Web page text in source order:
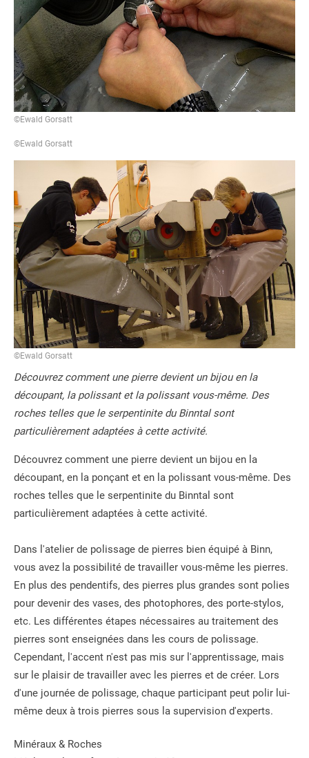
©Ewald Gorsatt
©Ewald Gorsatt
©Ewald Gorsatt
Découvrez comment une pierre devient un bijou en la
découpant, la polissant et la polissant vous-même. Des
roches telles que le serpentinite du Binntal sont
particulièrement adaptées à cette activité.
Découvrez comment une pierre devient un bijou en la
découpant, en la ponçant et en la polissant vous-même. Des
roches telles que le serpentinite du Binntal sont
particulièrement adaptées à cette activité.
Dans l'atelier de polissage de pierres bien équipé à Binn,
vous avez la possibilité de travailler vous-même les pierres.
En plus des pendentifs, des pierres plus grandes sont polies
pour devenir des vases, des photophores, des porte-stylos,
etc. Les différentes étapes nécessaires au traitement des
pierres sont enseignées dans les cours de polissage.
Cependant, l'accent n'est pas mis sur l'apprentissage, mais
sur le plaisir de travailler avec les pierres et de créer. Lors
d'une journée de polissage, chaque participant peut polir lui-
même deux à trois pierres sous la supervision d'experts.
Minéraux & Roches